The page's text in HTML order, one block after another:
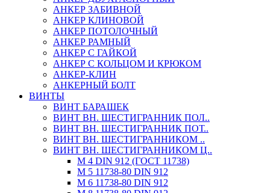
АНКЕР ЗАБИВНОЙ
АНКЕР КЛИНОВОЙ
АНКЕР ПОТОЛОЧНЫЙ
АНКЕР РАМНЫЙ
АНКЕР С ГАЙКОЙ
АНКЕР С КОЛЬЦОМ И КРЮКОМ
АНКЕР-КЛИН
АНКЕРНЫЙ БОЛТ
ВИНТЫ
ВИНТ БАРАШЕК
ВИНТ ВН. ШЕСТИГРАННИК ПОЛ..
ВИНТ ВН. ШЕСТИГРАННИК ПОТ..
ВИНТ ВН. ШЕСТИГРАННИКОМ ..
ВИНТ ВН. ШЕСТИГРАННИКОМ Ц..
М 4 DIN 912 (ГОСТ 11738)
М 5 11738-80 DIN 912
М 6 11738-80 DIN 912